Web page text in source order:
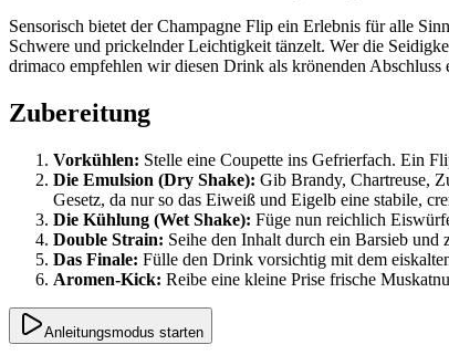
Sensorisch bietet der Champagne Flip ein Erlebnis für alle
Schwere und prickelnder Leichtigkeit tänzelt. Wer die
drimaco empfehlen wir diesen Drink als krönenden Abschluss
Zubereitung
Vorkühlen: Stelle eine Coupette ins Gefrierfach. Ein
Die Emulsion (Dry Shake): Gib Brandy, Chartreuse,
Gesetz, da nur so das Eiweiß und Eigelb eine stabile,
Die Kühlung (Wet Shake): Füge nun reichlich
Double Strain: Seihe den Inhalt durch ein Barsieb und
Das Finale: Fülle den Drink vorsichtig mit dem
Aromen-Kick: Reibe eine kleine Prise frische
Anleitungsmodus starten